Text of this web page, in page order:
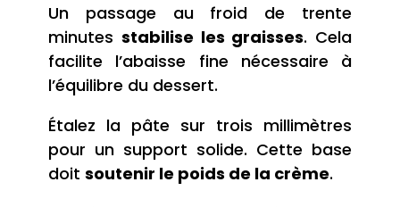
Un passage au froid de trente
minutes stabilise les graisses. Cela
facilite l’abaisse fine nécessaire à
l’équilibre du dessert.
Étalez la pâte sur trois millimètres
pour un support solide. Cette base
doit soutenir le poids de la crème.